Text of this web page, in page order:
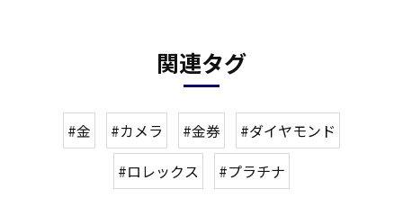
関連タグ
#金 #カメラ #金券
#ダイヤモンド
#ロレックス
#プラチナ